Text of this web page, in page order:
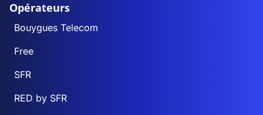
Opérateurs
Bouygues Telecom
Free
SFR
RED by SFR